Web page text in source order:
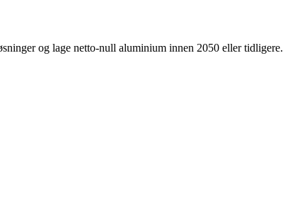
og lage netto-null aluminium innen 2050 eller tidligere.